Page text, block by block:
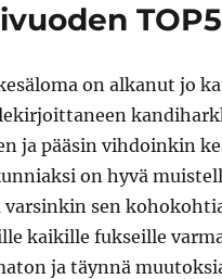
TOP5
on alkanut jo
japääsin vihdoinkin
on hyvä
varsinkin sen
kaikillefukseille
ja täynnä